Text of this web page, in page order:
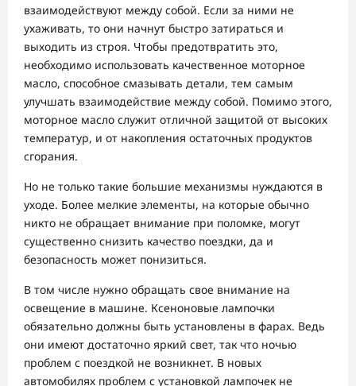
взаимодействуют между собой. Если за ними не
ухаживать, то они начнут быстро затираться и
выходить из строя. Чтобы предотвратить это,
необходимо использовать качественное моторное
масло, способное смазывать детали, тем самым
улучшать взаимодействие между собой. Помимо этого,
моторное масло служит отличной защитой от высоких
температур, и от накопления остаточных продуктов
сгорания.
Но не только такие большие механизмы нуждаются в
уходе. Более мелкие элементы, на которые обычно
никто не обращает внимание при поломке, могут
существенно снизить качество поездки, да и
безопасность может понизиться.
В том числе нужно обращать свое внимание на
освещение в машине. Ксеноновые лампочки
обязательно должны быть установлены в фарах. Ведь
они имеют достаточно яркий свет, так что ночью
проблем с поездкой не возникнет. В новых
автомобилях проблем с установкой лампочек не